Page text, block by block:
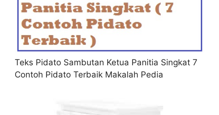
Teks Pidato Sambutan Ketua Panitia Singkat 7
Contoh Pidato Terbaik Makalah Pedia